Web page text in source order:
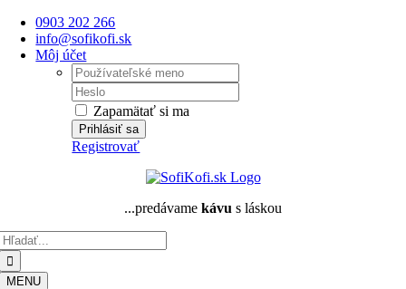
Skip
content
0903 202 266
info@sofikofi.sk
Môj účet
Username:
Password:
Zapamätať si ma
Registrovať
...predávame kávu s láskou
MENU